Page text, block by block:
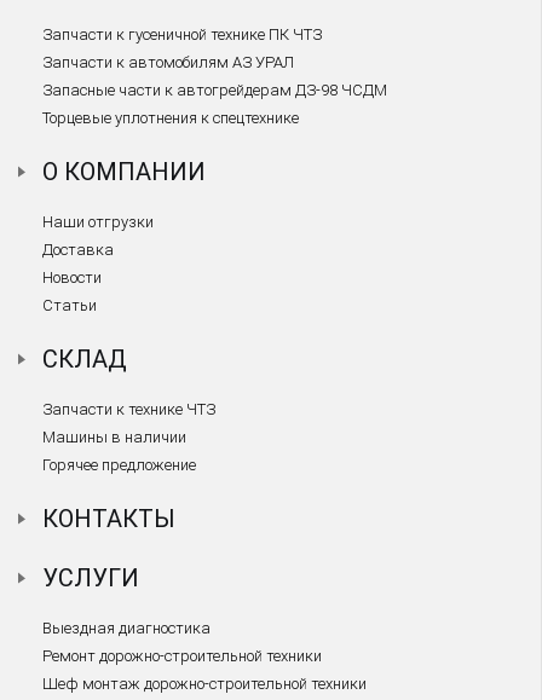
Запчасти к гусеничной технике ПК ЧТЗ
Запчасти к автомобилям АЗ УРАЛ
Запасные части к автогрейдерам ДЗ-98 ЧСДМ
Торцевые уплотнения к спецтехнике
О КОМПАНИИ
Наши отгрузки
Доставка
Новости
Статьи
СКЛАД
Запчасти к технике ЧТЗ
Машины в наличии
Горячее предложение
КОНТАКТЫ
УСЛУГИ
Выездная диагностика
Ремонт дорожно-строительной техники
Шеф монтаж дорожно-строительной техники